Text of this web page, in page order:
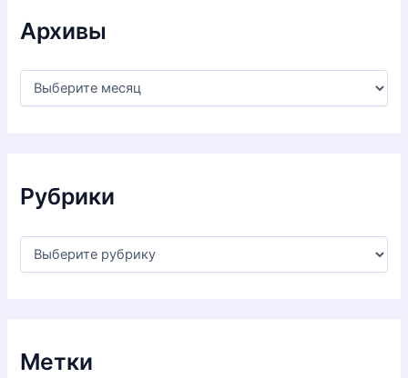
Архивы
Рубрики
и
Метки